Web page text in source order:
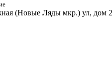
(Новые Ляды мкр.) ул, дом